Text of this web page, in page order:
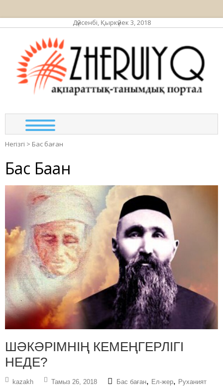
Дүйсенбі, Қыркүйек 3, 2018
Негізгі > Бас баған
Бас Баған
ШӘКӘРІМНІҢ КЕМЕҢГЕРЛІГІ
НЕДЕ?
kazakh Тамыз 26, 2018 Бас баған, Ел-жер, Руханият